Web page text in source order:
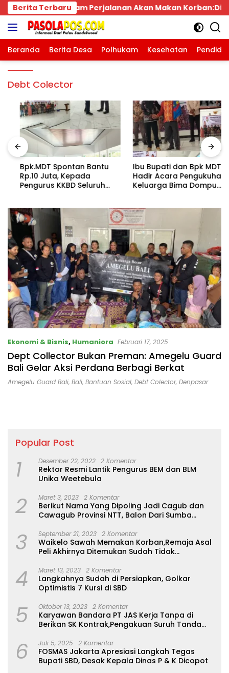
Langsung
ke
konten
Berita Terbaru
Akan Makan Korban:Dians Perhubungan dan
Beranda Berita Desa Polhukam Kesehatan
Debt Colector
Bpk.MDT Spontan Bantu
Rp.10 Juta, Kepada
Pengurus KKBD Seluruh
Ibu Bupati dan Bpk MDT
Hadir Acara Pengukuhan
Keluarga Bima Dompu
Gedung Fortuna
Radamata.
Ekonomi & Bisnis, Humaniora Februari 17, 2025
Dept Collector Bukan Preman: Amegelu Guard
Bali Gelar Aksi Perdana Berbagi Berkat
Amegelu Guard Bali, Bali, Bantuan Sosial, Debt Colector, Denpasar
Popular Post
1 Desember 22, 2022 2 Komentar
Rektor Resmi Lantik Pengurus BEM dan BLM
Unika Weetebula
2 Maret 3, 2023 2 Komentar
Berikut Nama Yang Dipoling Jadi Cagub dan
Cawagub Provinsi NTT, Balon Dari Sumba
3 September 21, 2023 2 Komentar
Waikelo Sawah Memakan Korban,Remaja Asal
Peli Akhirnya Ditemukan Sudah Tidak
4 Maret 13, 2023 2 Komentar
Langkahnya Sudah di Persiapkan, Golkar
Optimistis 7 Kursi di SBD
5 Oktober 13, 2023 2 Komentar
Karyawan Bandara PT JAS Kerja Tanpa di
Berikan SK Kontrak,Pengakuan Suruh Tanda
6 Juli 5, 2025 2 Komentar
FOSMAS Jakarta Apresiasi Langkah Tegas
Bupati SBD, Desak Kepala Dinas P & K Dicopot